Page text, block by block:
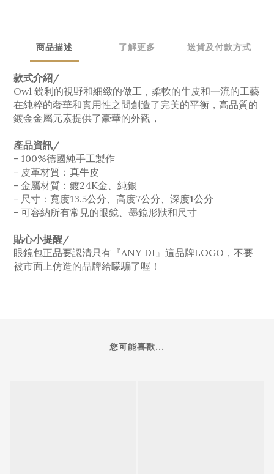
商品描述 了解更多 送貨及付款方式
款式介紹/
Owl 銳利的視野和細緻的做工，柔軟的牛皮和一流的工藝
在純粹的奢華和實用性之間創造了完美的平衡，高品質的
鍍金金屬元素提供了豪華的外觀，
產品資訊/
- 100%德國純手工製作
- 皮革材質：真牛皮
- 金屬材質：鍍24K金、純銀
- 尺寸：寬度13.5公分、高度7公分、深度1公分
- 可容納所有常見的眼鏡、墨鏡形狀和尺寸
貼心小提醒/
眼鏡包正品要認清只有『ANY DI』這品牌LOGO，不要
被市面上仿造的品牌給矇騙了喔！
您可能喜歡...